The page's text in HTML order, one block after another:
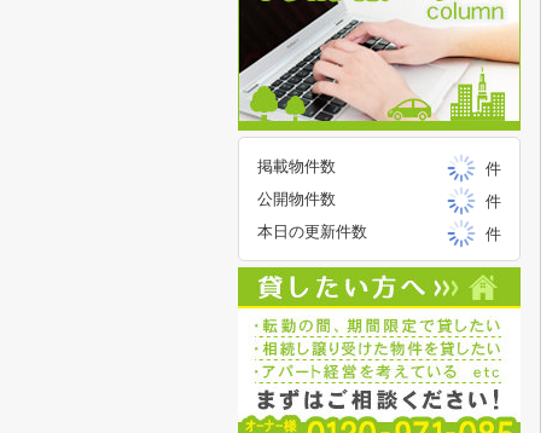
掲載物件数
件
公開物件数
件
本日の更新件数
件